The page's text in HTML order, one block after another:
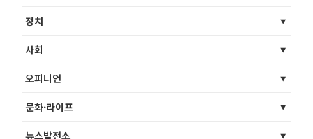
정치
사회
오피니언
문화·라이프
뉴스발전소